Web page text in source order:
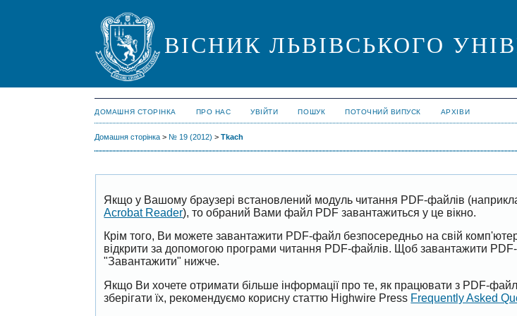
ВІСНИК ЛЬВІВСЬКОГО
ДОМАШНЯ СТОРІНКА ПРО НАС УВІЙТИ ПОШУК ПОТОЧНИЙ ВИПУСК АРХІВИ
Домашня сторінка > № 19 (2012) >Tkach
Якщо у Вашому браузері встановлений модуль читання PDF-файлів
Acrobat Reader), то обраний Вами файл PDF завантажиться у це вікно.
Крім того, Ви можете завантажити PDF-файл безпосередньо на свій
відкрити за допомогою програми читання PDF-файлів. Щоб завантажити
"Завантажити" нижче.
Якщо Ви хочете отримати більше інформації про те, як працювати з PDF-
зберігати їх, рекомендуємо корисну статтю Highwire Press Frequently Asked